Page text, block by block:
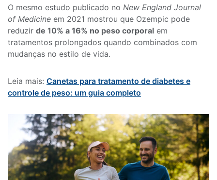
O mesmo estudo publicado no New England Journal
of Medicine em 2021 mostrou que Ozempic pode
reduzir de 10% a 16% no peso corporal em
tratamentos prolongados quando combinados com
mudanças no estilo de vida.
Leia mais: Canetas para tratamento de diabetes e
controle de peso: um guia completo